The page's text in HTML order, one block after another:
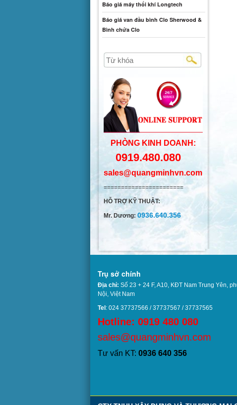
Báo giá máy thổi khí Longtech
Báo giá van đầu bình Clo Sherwood &
Bình chứa Clo
PHÒNG KINH DOANH:
0919.480.080
sales@quangminhvn.com
=======================
HỖ TRỢ KỸ THUẬT:
Mr. Dương: 0936.640.356
Trụ sở chính
Địa chỉ: Số 23 + 24 F, A10, KĐT Nam Trung Yên,
Nội, Việt Nam
Tel : 024 37737566 / 37737567 / 37737565
Hotline: 0919 480 080
sales@quangminhvn.com
Tư vấn KT: 0936 640 356